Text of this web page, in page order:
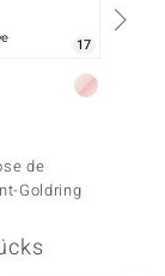
17
de
Goldring